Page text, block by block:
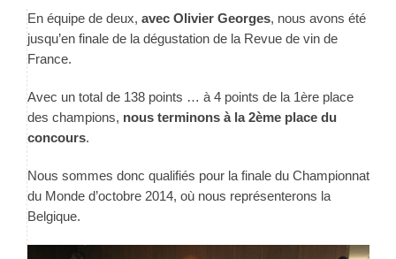
En équipe de deux, avec Olivier Georges, nous avons été
jusqu’en finale de la dégustation de la Revue de vin de
France.
Avec un total de 138 points … à 4 points de la 1ère place
des champions, nous terminons à la 2ème place du
concours.
Nous sommes donc qualifiés pour la finale du Championnat
du Monde d’octobre 2014, où nous représenterons la
Belgique.